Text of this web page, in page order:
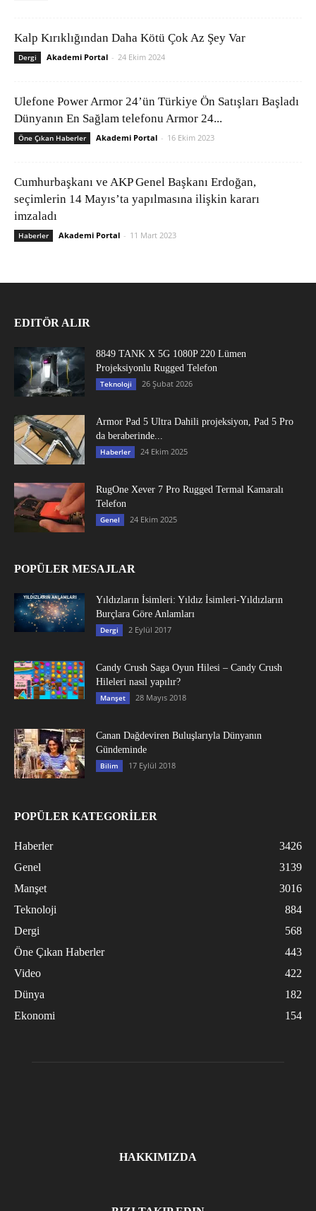
Kalp Kırıklığından Daha Kötü Çok Az Şey Var
Dergi Akademi Portal - 24 Ekim 2024
Ulefone Power Armor 24’ün Türkiye Ön Satışları Başladı
Dünyanın En Sağlam telefonu Armor 24...
Öne Çıkan Haberler Akademi Portal - 16 Ekim 2023
Cumhurbaşkanı ve AKP Genel Başkanı Erdoğan,
seçimlerin 14 Mayıs’ta yapılmasına ilişkin kararı
imzaladı
Haberler Akademi Portal - 11 Mart 2023
EDITÖR ALIR
8849 TANK X 5G 1080P 220 Lümen
Projeksiyonlu Rugged Telefon
Teknoloji 26 Şubat 2026
Armor Pad 5 Ultra Dahili projeksiyon, Pad 5 Pro
da beraberinde...
Haberler 24 Ekim 2025
RugOne Xever 7 Pro Rugged Termal Kamaralı
Telefon
Genel 24 Ekim 2025
POPÜLER MESAJLAR
Yıldızların İsimleri: Yıldız İsimleri-Yıldızların
Burçlara Göre Anlamları
Dergi 2 Eylül 2017
Candy Crush Saga Oyun Hilesi – Candy Crush
Hileleri nasıl yapılır?
Manşet 28 Mayıs 2018
Canan Dağdeviren Buluşlarıyla Dünyanın
Gündeminde
Bilim 17 Eylül 2018
POPÜLER KATEGORİLER
Haberler
3426
Genel
3139
Manşet
3016
Teknoloji
884
Dergi
568
Öne Çıkan Haberler
443
Video
422
Dünya
182
Ekonomi
154
HAKKIMIZDA